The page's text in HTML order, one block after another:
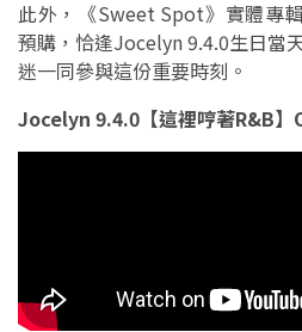
此外，《Sweet Spot》實體專
預購，恰逢Jocelyn 9.4.0生日當
迷一同參與這份重要時刻。
Jocelyn 9.4.0【這裡哼著R&B